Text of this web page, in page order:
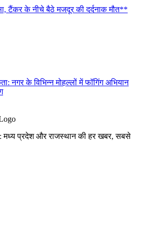
टैंकर के नीचे बैठे मजदूर की दर्दनाक मौत**
नगर के विभिन्न मोहल्लों में फॉगिंग अभियान
मध्य प्रदेश और राजस्थान की हर खबर, सबसे